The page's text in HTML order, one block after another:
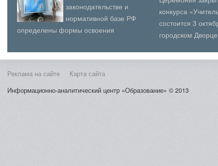
законодательстве и
нормативной базе РФ
определены формы освоения
образовательном учреждении – очная,
конкурса
состоится 3
городском
Косыг...
Реклама на сайте
Карта сайта
Информационно-аналитический центр «Образование» © 2013